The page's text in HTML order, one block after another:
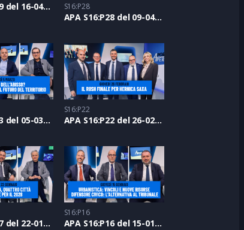
APA S16:P29 del 16-04-2026 S16:P28
APA S16:P28 del 09-04-2026
APA S16:P23 del 05-03-2026
S16:P22
APA S16:P22 del 26-02-2026
APA S16:P17 del 22-01-2026
S16:P16
APA S16:P16 del 15-01-2026